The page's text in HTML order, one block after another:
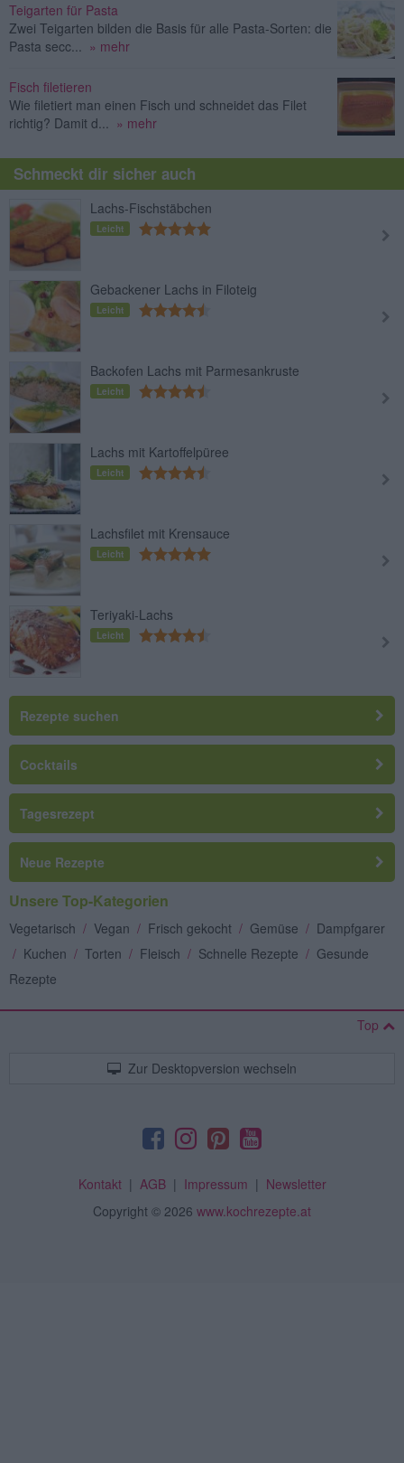
Teigarten für Pasta
Zwei Teigarten bilden die Basis für alle Pasta-Sorten: die
Pasta secc... » mehr
Fisch filetieren
Wie filetiert man einen Fisch und schneidet das Filet
richtig? Damit d... » mehr
Schmeckt dir sicher auch
Lachs-Fischstäbchen
Leicht
Gebackener Lachs in Filoteig
Leicht
Backofen Lachs mit Parmesankruste
Leicht
Lachs mit Kartoffelpüree
Leicht
Lachsfilet mit Krensauce
Leicht
Teriyaki-Lachs
Leicht
Rezepte suchen
Cocktails
Tagesrezept
Neue Rezepte
Unsere Top-Kategorien
Vegetarisch / Vegan / Frisch gekocht / Gemüse / Dampfgarer
/ Kuchen / Torten / Fleisch / Schnelle Rezepte / Gesunde
Rezepte
Top
Zur Desktopversion wechseln
Kontakt| AGB| Impressum | Newsletter
Copyright © 2026 www.kochrezepte.at